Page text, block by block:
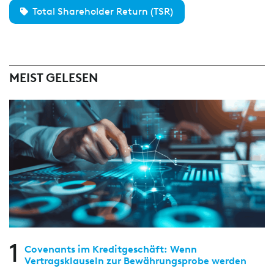
Total Shareholder Return (TSR)
MEIST GELESEN
1
Covenants im Kreditgeschäft: Wenn
Vertragsklauseln zur Bewährungsprobe werden